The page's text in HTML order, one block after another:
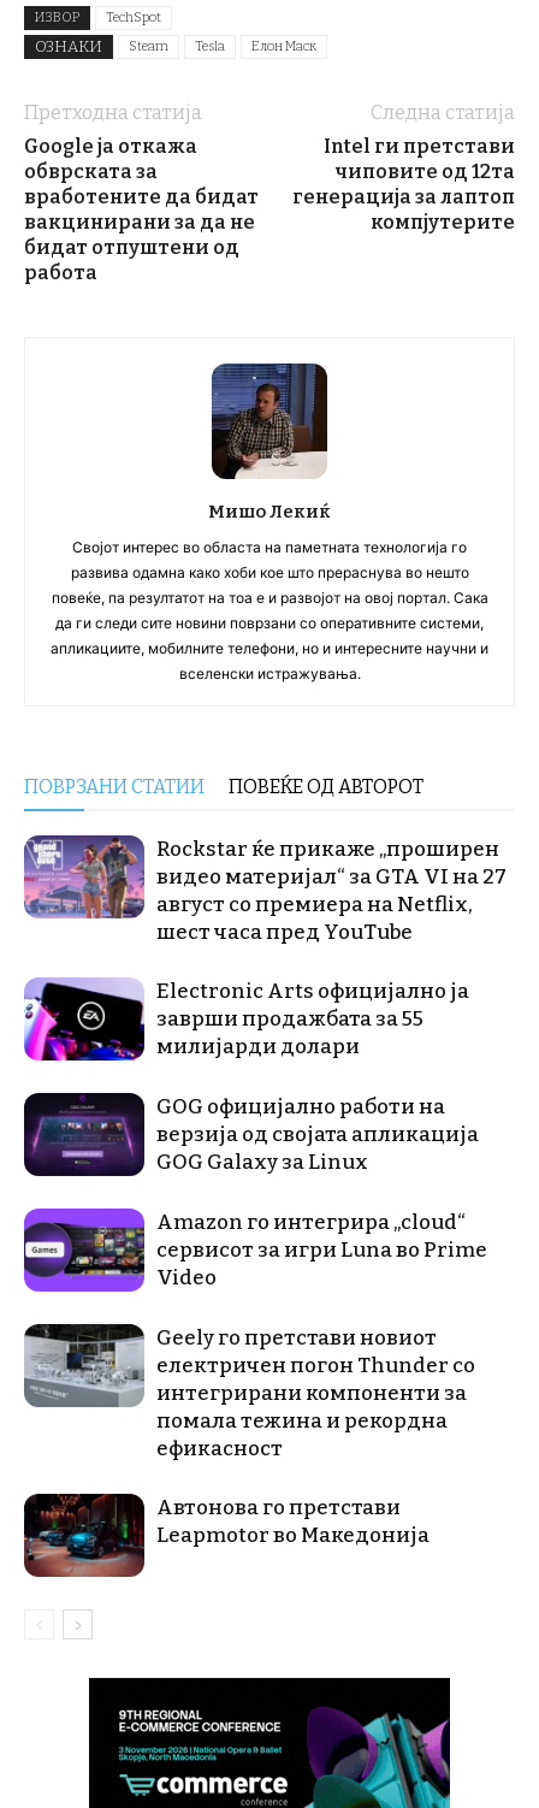
ИЗВОР TechSpot
ОЗНАКИ Steam Tesla Елон Маск
Претходна статија
Google ја откажа
обврската за
вработените да бидат
вакцинирани за да не
бидат отпуштени од
работа
Следна статија
Intel ги претстави
чиповите од 12та
генерација за лаптоп
компјутерите
Мишо Лекиќ
Својот интерес во областа на паметната технологија го
развива одамна како хоби кое што прераснува во нешто
повеќе, па резултатот на тоа е и развојот на овој портал. Сака
да ги следи сите новини поврзани со оперативните системи,
апликациите, мобилните телефони, но и интересните научни и
вселенски истражувања.
ПОВРЗАНИ СТАТИИ ПОВЕЌЕ ОД АВТОРОТ
Rockstar ќе прикаже „проширен
видео материјал“ за GTA VI на 27
август со премиера на Netflix,
шест часа пред YouTube
Electronic Arts официјално ја
заврши продажбата за 55
милијарди долари
GOG официјално работи на
верзија од својата апликација
GOG Galaxy за Linux
Amazon го интегрира „cloud“
сервисот за игри Luna во Prime
Video
Geely го претстави новиот
електричен погон Thunder со
интегрирани компоненти за
помала тежина и рекордна
ефикасност
Автонова го претстави
Leapmotor во Македонија